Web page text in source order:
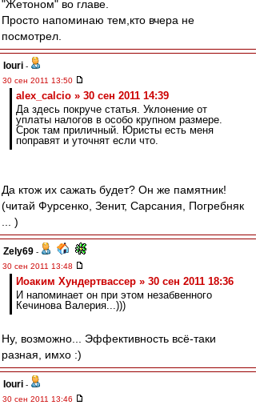
"Жетоном" во главе.
Просто напоминаю тем,кто вчера не
посмотрел.
Iouri -
30 сен 2011 13:50
alex_calcio » 30 сен 2011 14:39
Да здесь покруче статья. Уклонение от
уплаты налогов в особо крупном размере.
Срок там приличный. Юристы есть меня
поправят и уточнят если что.
Да ктож их сажать будет? Он же памятник!
(читай Фурсенко, Зенит, Сарсания, Погребняк
... )
Zely69 -
30 сен 2011 13:48
Иоаким Хундертвассер » 30 сен 2011 18:36
И напоминает он при этом незабвенного
Кечинова Валерия...)))
Ну, возможно... Эффективность всё-таки
разная, имхо :)
Iouri -
30 сен 2011 13:46